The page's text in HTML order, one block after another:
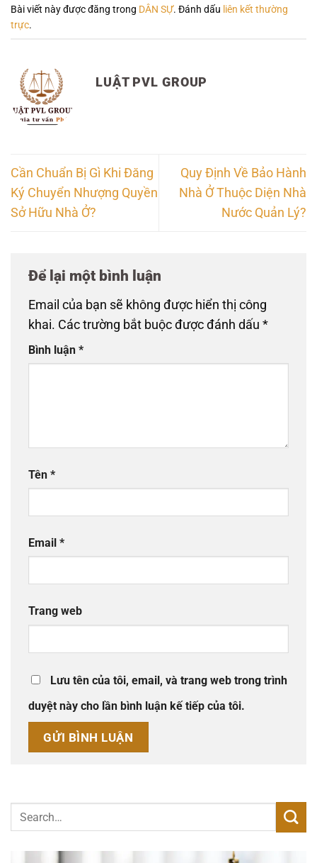
Bài viết này được đăng trong DÂN SỰ. Đánh dấu liên kết thường
trực.
LUẬT PVL GROUP
Cần Chuẩn Bị Gì Khi Đăng
Ký Chuyển Nhượng Quyền
Sở Hữu Nhà Ở?
Quy Định Về Bảo Hành
Nhà Ở Thuộc Diện Nhà
Nước Quản Lý?
Để lại một bình luận
Email của bạn sẽ không được hiển thị công
khai. Các trường bắt buộc được đánh dấu *
Bình luận *
Tên *
Email *
Trang web
Lưu tên của tôi, email, và trang web trong trình
duyệt này cho lần bình luận kế tiếp của tôi.